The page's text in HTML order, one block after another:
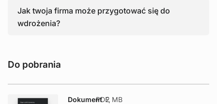
Jak twoja firma może przygotować się do
wdrożenia?
Do pobrania
DokumentPDF2 MB